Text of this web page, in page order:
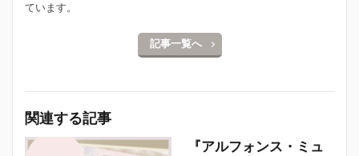
ています。
記事一覧へ
関連する記事
『アルフォンス・ミュ